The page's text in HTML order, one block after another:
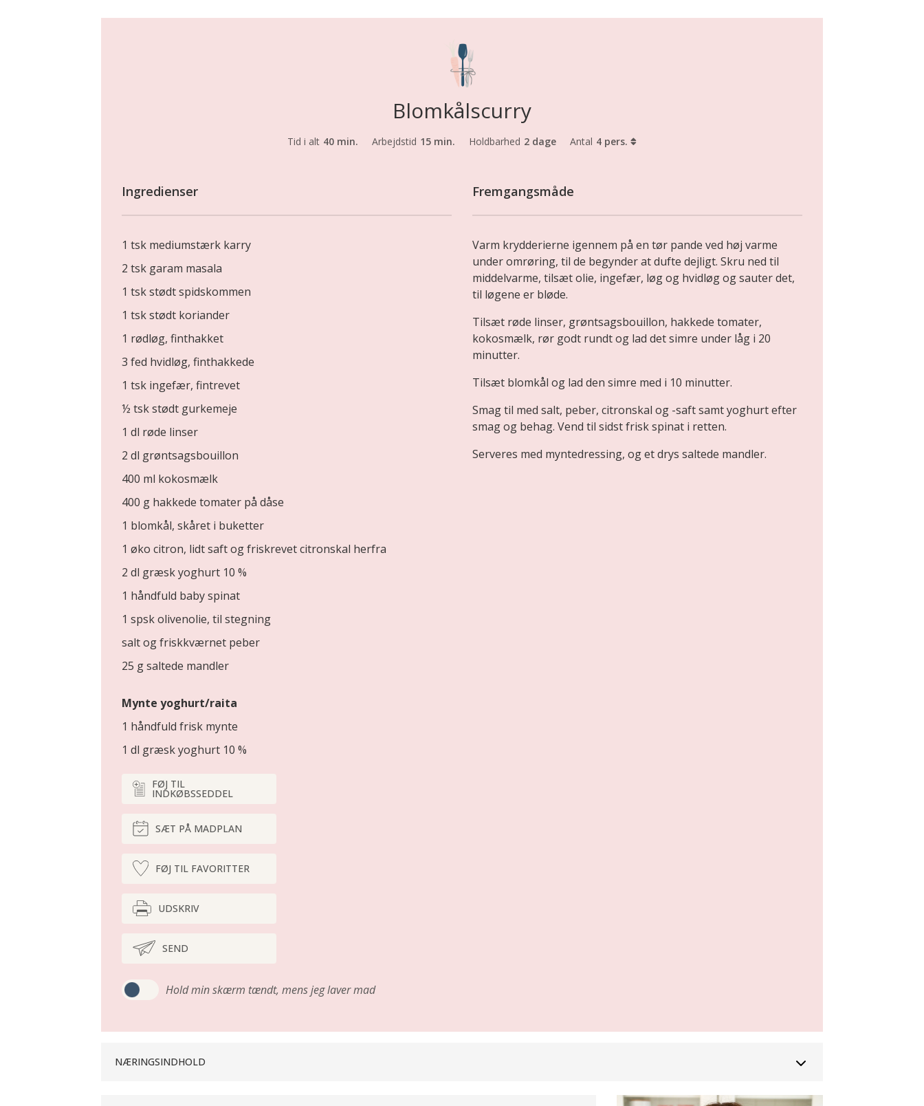
Blomkålscurry
Tid i alt 40 min. Arbejdstid 15 min. Holdbarhed 2 dage Antal 4 pers.
Ingredienser
1 tsk mediumstærk karry
2 tsk garam masala
1 tsk stødt spidskommen
1 tsk stødt koriander
1 rødløg, finthakket
3 fed hvidløg, finthakkede
1 tsk ingefær, fintrevet
½ tsk stødt gurkemeje
1 dl røde linser
2 dl grøntsagsbouillon
400 ml kokosmælk
400 g hakkede tomater på dåse
1 blomkål, skåret i buketter
1 øko citron, lidt saft og friskrevet citronskal herfra
2 dl græsk yoghurt 10 %
1 håndfuld baby spinat
1 spsk olivenolie, til stegning
salt og friskkværnet peber
25 g saltede mandler
Mynte yoghurt/raita
1 håndfuld frisk mynte
1 dl græsk yoghurt 10 %
Fremgangsmåde
Varm krydderierne igennem på en tør pande ved høj varme
under omrøring, til de begynder at dufte dejligt. Skru ned til
middelvarme, tilsæt olie, ingefær, løg og hvidløg og sauter det,
til løgene er bløde.
Tilsæt røde linser, grøntsagsbouillon, hakkede tomater,
kokosmælk, rør godt rundt og lad det simre under låg i 20
minutter.
Tilsæt blomkål og lad den simre med i 10 minutter.
Smag til med salt, peber, citronskal og -saft samt yoghurt efter
smag og behag. Vend til sidst frisk spinat i retten.
Serveres med myntedressing, og et drys saltede mandler.
FØJ TIL
INDKØBSSEDDEL
SÆT PÅ MADPLAN
FØJ TIL FAVORITTER
UDSKRIV
SEND
Hold min skærm tændt, mens jeg laver mad
NÆRINGSINDHOLD